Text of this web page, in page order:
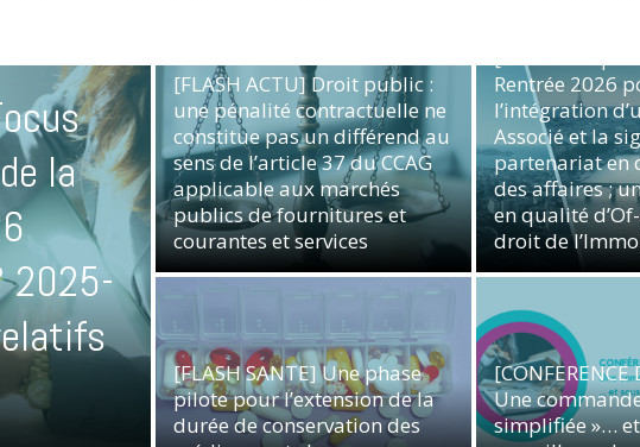
la
2025-
[FLASH ACTU] Droit public :
une pénalité contractuelle ne
constitue pas un différend au
sens de l’article 37 du CCAG
applicable aux marchés
publics de fournitures et
courantes et servicesDroit Public des Affaires
Rentrée 2026
l’intégration
Associé et la
partenariat en
des affaires ;
en qualité
droit de
Vie du Cabinet
[FLASH SANTE] Une phase
pilote pour l’extension de la
durée de conservation des
Industries,
[CONFERENCE
Une
simplifiée »…